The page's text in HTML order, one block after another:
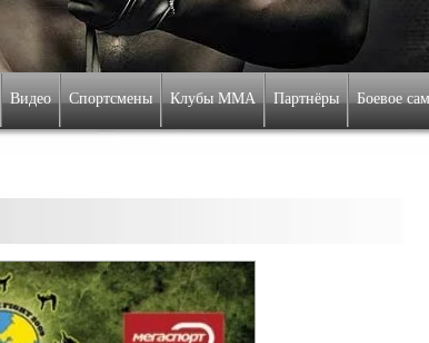
Добро
Видео Спортсмены Клубы ММА Партнёры Боевое